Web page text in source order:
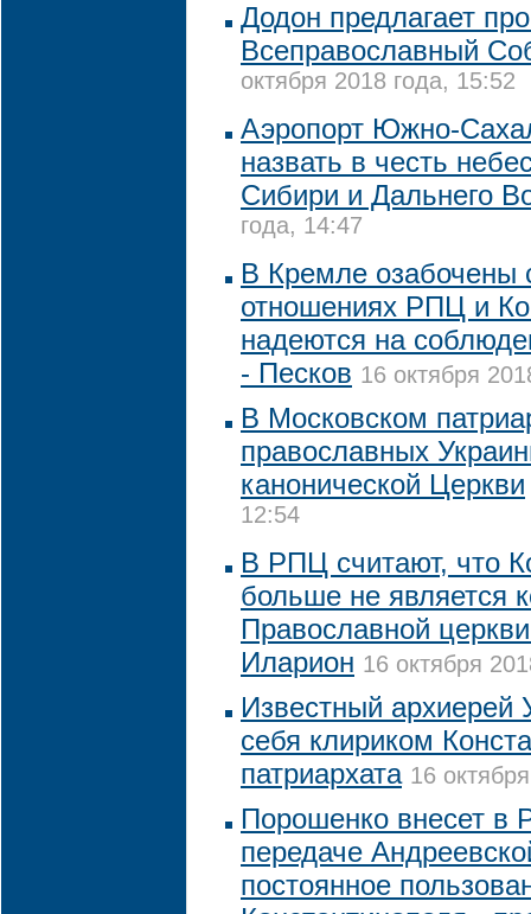
Додон предлагает
Всеправославный
октября 2018 года, 15:52
Аэропорт Южно-
назвать в честь
Сибири и Дальнего
года, 14:47
В Кремле озабочены
отношениях РПЦ и
надеются на
- Песков 16 октября
В Московском
православных
канонической Церкви
12:54
В РПЦ считают, что
больше не является
Православной
Иларион 16 октября
Известный
себя клириком
патриархата 16
Порошенко внесет в
передаче
постоянное